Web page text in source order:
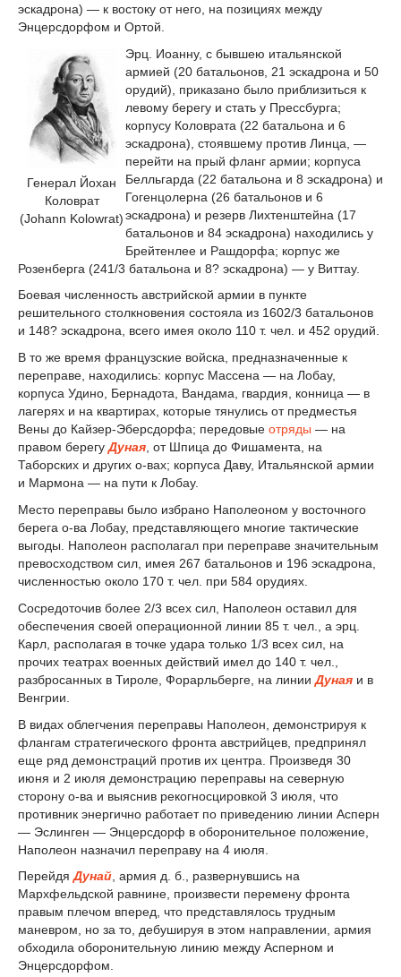
эскадрона) — к востоку от него, на позициях между
Энцерсдорфом и Ортой.
Генерал Йохан
Коловрат
(Johann Kolowrat)
Эрц. Иоанну, с бывшею итальянской
армией (20 батальонов, 21 эскадрона и 50
орудий), приказано было приблизиться к
левому берегу и стать у Прессбурга;
корпусу Коловрата (22 батальона и 6
эскадрона), стоявшему против Линца, —
перейти на прый фланг армии; корпуса
Белльгарда (22 батальона и 8 эскадрона) и
Гогенцолерна (26 батальонов и 6
эскадрона) и резерв Лихтенштейна (17
батальонов и 84 эскадрона) находились у
Брейтенлее и Рашдорфа; корпус же
Розенберга (241/3 батальона и 8? эскадрона) — у Виттау.
Боевая численность австрийской армии в пункте
решительного столкновения состояла из 1602/3 батальонов
и 148? эскадрона, всего имея около 110 т. чел. и 452 орудий.
В то же время французские войска, предназначенные к
переправе, находились: корпус Массена — на Лобау,
корпуса Удино, Бернадота, Вандама, гвардия, конница — в
лагерях и на квартирах, которые тянулись от предместья
Вены до Кайзер-Эберсдорфа; передовые отряды — на
правом берегуДуная , от Шпица до Фишамента, на
Таборских и других о-вах; корпуса Даву, Итальянской армии
и Мармона — на пути к Лобау.
Место переправы было избрано Наполеоном у восточного
берега о-ва Лобау, представляющего многие тактические
выгоды. Наполеон располагал при переправе значительным
превосходством сил, имея 267 батальонов и 196 эскадрона,
численностью около 170 т. чел. при 584 орудиях.
Сосредоточив более 2/3 всех сил, Наполеон оставил для
обеспечения своей операционной линии 85 т. чел., а эрц.
Карл, располагая в точке удара только 1/3 всех сил, на
прочих театрах военных действий имел до 140 т. чел.,
разбросанных в Тироле, Форарльберге, на линииДуная и в
Венгрии.
В видах облегчения переправы Наполеон, демонстрируя к
флангам стратегического фронта австрийцев, предпринял
еще ряд демонстраций против их центра. Произведя 30
июня и 2 июля демонстрацию переправы на северную
сторону о-ва и выяснив рекогносцировкой 3 июля, что
противник энергично работает по приведению линии Асперн
— Эслинген — Энцерсдорф в оборонительное положение,
Наполеон назначил переправу на 4 июля.
ПерейдяДунай, армия д. б., развернувшись на
Мархфельдской равнине, произвести перемену фронта
правым плечом вперед, что представлялось трудным
маневром, но за то, дебушируя в этом направлении, армия
обходила оборонительную линию между Асперном и
Энцерсдорфом.